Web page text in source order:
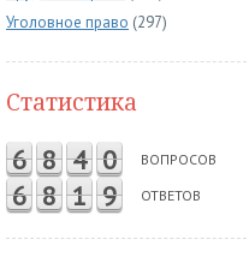
Уголовное право (297)
Статистика
6 8 4 0 ВОПРОСОВ
6 8 1 9 ОТВЕТОВ